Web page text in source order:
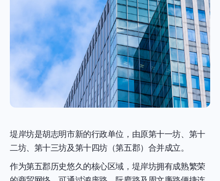
堤岸坊是胡志明市新的行政单位，由原第十一坊、第十
二坊、第十三坊及第十四坊（第五郡）合并成立。
作为第五郡历史悠久的核心区域，堤岸坊拥有成熟繁荣